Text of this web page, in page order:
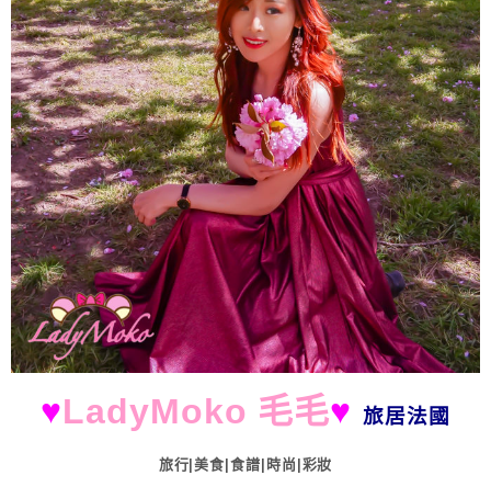
♥LadyMoko 毛毛♥ 旅居法國
旅行|美食|食譜|時尚|彩妝